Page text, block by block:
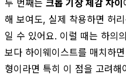
두 번째는 크롭 기장 체감 차이
해 보여도, 실제 착용하면 허
일 수 있어요. 이럴 때는 하의
보다 하이웨이스트를 매치하
형이라면 특히 이 점을 고려해